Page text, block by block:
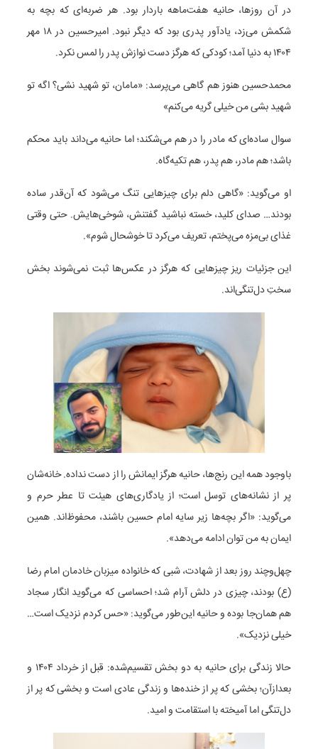
در آن روزها، حانیه هفت‌ماهه باردار بود. هر ضربه‌ای که بچه به
شکمش می‌زد، یادآور پدری بود که دیگر نبود. امیرحسین در ۱۸ مهر
۱۴۰۴ به دنیا آمد؛ کودکی که هرگز دست نوازش پدر را لمس نکرد.
محمدحسین هنوز هم گاهی می‌پرسد: «مامان، تو شهید نشی؟ اگه تو
شهید بشی من خیلی گریه می‌کنم»
سوال ساده‌ای که مادر را در هم می‌شکند؛ اما حانیه می‌داند باید محکم
باشد؛ هم مادر، هم پدر، هم تکیه‌گاه.
او می‌گوید: «گاهی دلم برای چیزهایی تنگ می‌شود که آن‌قدر ساده
بودند… صدای کلید، خسته نباشید گفتنش، شوخی‌هایش. حتی وقتی
غذای بی‌مزه می‌پختم، تعریف می‌کرد تا خوشحال شوم».
این جزئیات ریز چیزهایی که هرگز در عکس‌ها ثبت نمی‌شوند بخش
سختِ دل‌تنگی‌اند.
باوجود همه این رنج‌ها، حانیه هرگز ایمانش را از دست نداده. خانه‌شان
پر از نشانه‌های توسل است؛ از یادگاری‌های هیئت تا عطر حرم و
می‌گوید: «اگر بچه‌ها زیر سایه امام حسین باشند، محفوظ‌اند. همین
ایمان به من توان ادامه می‌دهد».
چهل‌وچند روز بعد از شهادت، شبی که خانواده میزبان خادمان امام رضا
(ع) بودند، چیزی در دلش آرام شد؛ احساسی که می‌گوید انگار سجاد
هم همان‌جا بوده و حانیه این‌طور می‌گوید: «حس کردم نزدیک است…
خیلی نزدیک».
حالا زندگی برای حانیه به دو بخش تقسیم‌شده: قبل از خرداد ۱۴۰۴ و
بعدازآن؛ بخشی که پر از خنده‌ها و زندگی عادی است و بخشی که پر از
دل‌تنگی اما آمیخته با استقامت و امید.